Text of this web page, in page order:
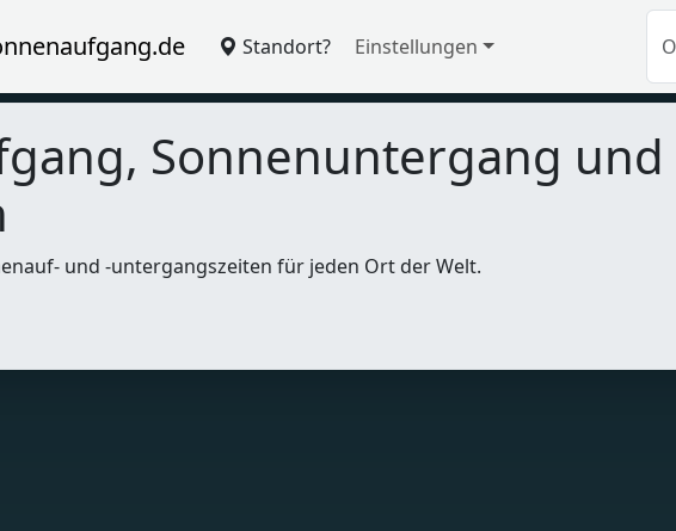
Standort? Einstellungen
Sonnenuntergang
und -untergangszeiten für jeden Ort der Welt.